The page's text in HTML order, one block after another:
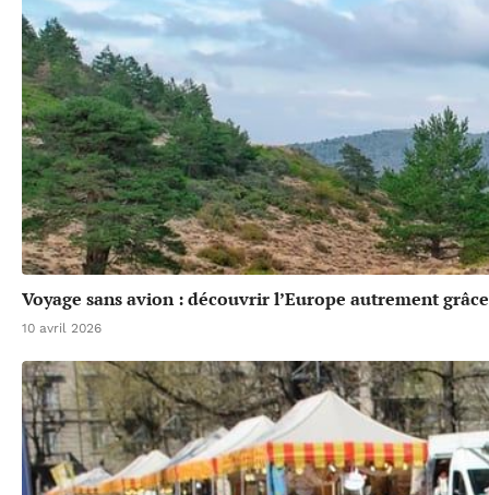
Voyage sans avion : découvrir l’Europe autrement
10 avril 2026